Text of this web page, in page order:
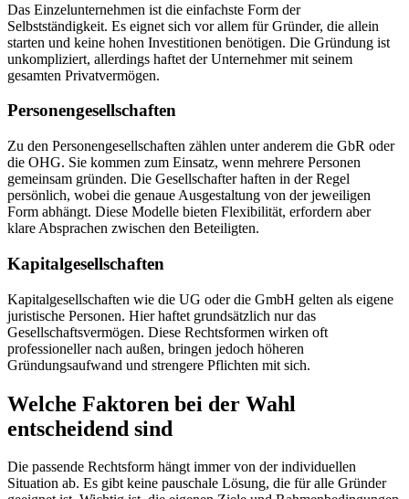
Das Einzelunternehmen ist die einfachste Form der
Selbstständigkeit. Es eignet sich vor allem für Gründer, die allein
starten und keine hohen Investitionen benötigen. Die Gründung ist
unkompliziert, allerdings haftet der Unternehmer mit seinem
gesamten Privatvermögen.
Personengesellschaften
Zu den Personengesellschaften zählen unter anderem die GbR oder
die OHG. Sie kommen zum Einsatz, wenn mehrere Personen
gemeinsam gründen. Die Gesellschafter haften in der Regel
persönlich, wobei die genaue Ausgestaltung von der jeweiligen
Form abhängt. Diese Modelle bieten Flexibilität, erfordern aber
klare Absprachen zwischen den Beteiligten.
Kapitalgesellschaften
Kapitalgesellschaften wie die UG oder die GmbH gelten als eigene
juristische Personen. Hier haftet grundsätzlich nur das
Gesellschaftsvermögen. Diese Rechtsformen wirken oft
professioneller nach außen, bringen jedoch höheren
Gründungsaufwand und strengere Pflichten mit sich.
Welche Faktoren bei der Wahl
entscheidend sind
Die passende Rechtsform hängt immer von der individuellen
Situation ab. Es gibt keine pauschale Lösung, die für alle Gründer